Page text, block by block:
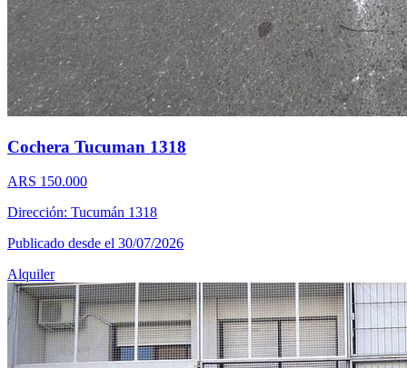
Cochera Tucuman 1318
ARS 150.000
Dirección: Tucumán 1318
Publicado desde el 30/07/2026
Alquiler